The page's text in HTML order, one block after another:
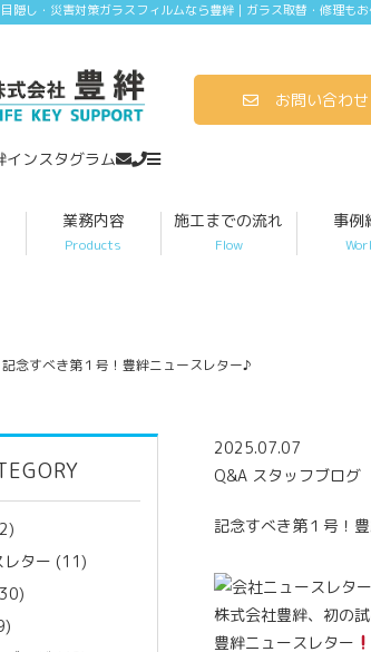
隠し・災害対策ガラスフィルムなら豊絆｜ガラス取替・修理もお
お問い合わせ
業務内容
Products
施工までの流れ
Flow
事例
記念すべき第１号！豊絆ニュースレター♪
2025.07.07
Q&A スタッフブログ
記念すべき第１号！
株式会社豊絆、初の
豊絆ニュースレター
レター (11)